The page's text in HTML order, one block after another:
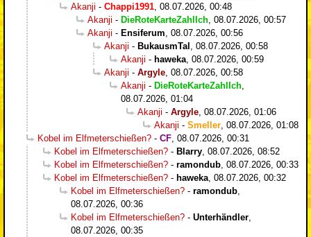
Akanji - Chappi1991 08.07.2026, 00:48
Akanji - DieRoteKarteZahlIch 08.07.2026, 00:57
Akanji - Ensiferum 08.07.2026, 00:56
Akanji - BukausmTal
08.07.2026, 00:58
Akanji - haweka 08.07.2026, 00:59
Akanji - Argyle 08.07.2026, 00:58
Akanji - DieRoteKarteZahlIch
08.07.2026, 01:04
Akanji - Argyle 08.07.2026, 01:06
Akanji - Smeller 08.07.2026, 01:08
Kobel im Elfmeterschießen? - CF 08.07.2026, 00:31
Kobel im Elfmeterschießen? - Blarry 08.07.2026, 08:52
Kobel im Elfmeterschießen? - ramondub 08.07.2026, 00:33
Kobel im Elfmeterschießen? - haweka 08.07.2026, 00:32
Kobel im Elfmeterschießen? - ramondub
08.07.2026, 00:36
Kobel im Elfmeterschießen? - Unterhändler
08.07.2026, 00:35